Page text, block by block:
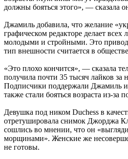
должны бояться этого», — сказала
Джамиль добавила, что желание
графическом редакторе делает
молодыми и стройными. Это
тип внешности считается в
«Это плохо кончится», — сказала
получила почти 35 тысяч лайков за
Подписчики поддержали Джамиль
также стали бояться возраста из-за
Девушка под ником Duchess в
отретушировала снимок Джорджа
сошлись во мнении, что он
морщинами». Женские же
не готовы.